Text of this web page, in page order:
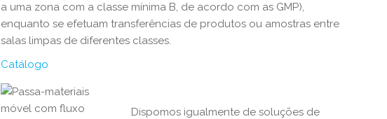
a uma zona com a classe mínima B, de acordo com as GMP),
enquanto se efetuam transferências de produtos ou amostras entre
salas limpas de diferentes classes.
Catálogo
Dispomos igualmente de soluções de